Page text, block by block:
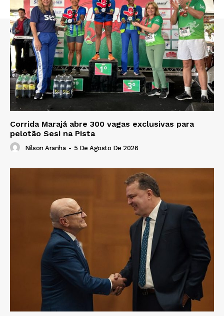
Corrida Marajá abre 300 vagas exclusivas para
pelotão Sesi na Pista
Nilson Aranha - 5 De Agosto De 2026